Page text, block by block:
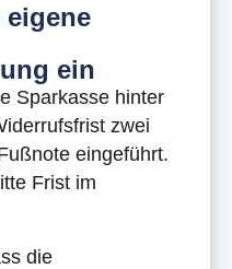
eigene
ein
Sparkasse hinter
zwei
eingeführt.
Frist im
die